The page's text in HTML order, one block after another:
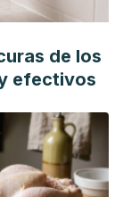
de los
efectivos